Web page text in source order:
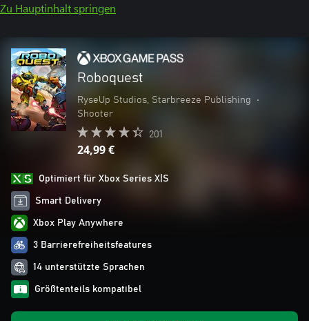
Zu Hauptinhalt springen
Roboquest
RyseUp Studios, Starbreeze Publishing
•
Shooter
201
24,99 €
Optimiert für Xbox Series X|S
Smart Delivery
Xbox Play Anywhere
3 Barrierefreiheitsfeatures
14 unterstützte Sprachen
Größtenteils kompatibel